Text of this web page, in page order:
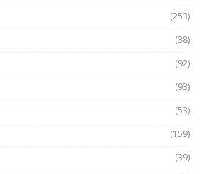
(253)
(38)
(92)
(93)
(53)
(159)
(39)